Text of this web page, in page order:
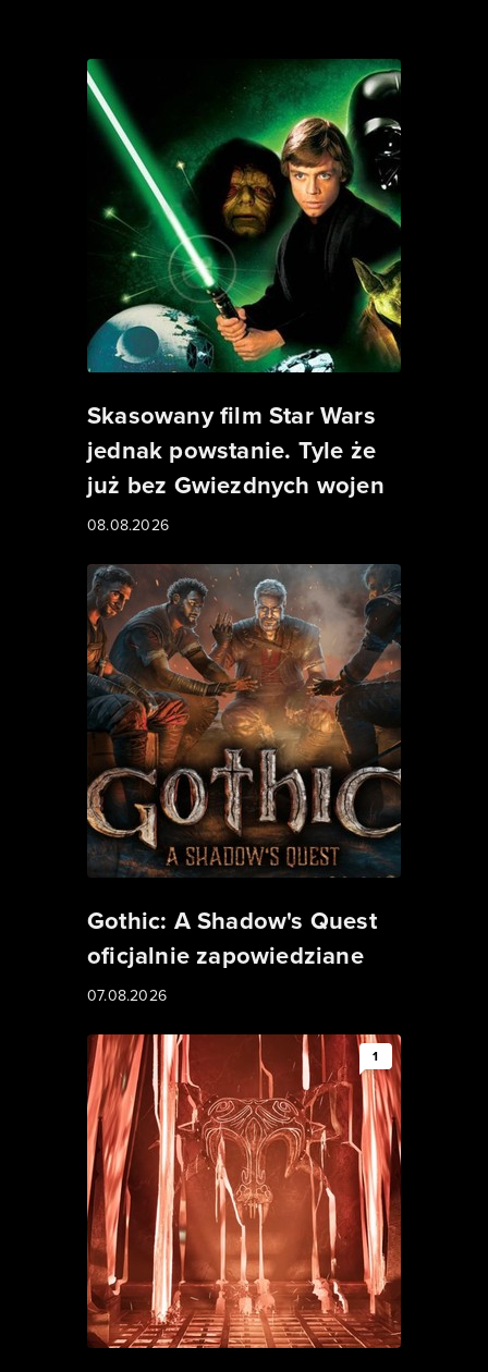
Skasowany film Star Wars
jednak powstanie. Tyle że
już bez Gwiezdnych wojen
08.08.2026
Gothic: A Shadow's Quest
oficjalnie zapowiedziane
07.08.2026
1